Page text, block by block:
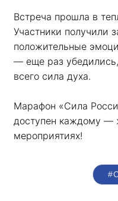
Встреча прошла в
Участники получили
положительные
— еще раз
всего сила духа.
Марафон «Сила
доступен каждому —
мероприятиях!